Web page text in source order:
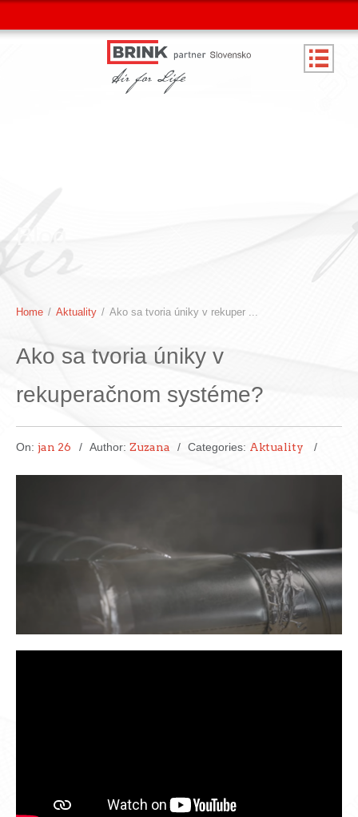
Blog
Home / Aktuality / Ako sa tvoria úniky v rekuper ...
Ako sa tvoria úniky v
rekuperačnom systéme?
On: jan 26 Author: Zuzana Categories: Aktuality